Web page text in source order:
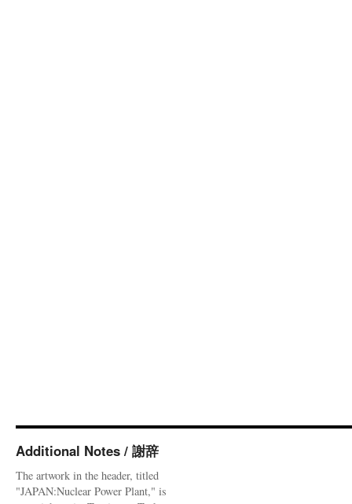
Additional Notes / 謝辞
The artwork in the header, titled
"JAPAN:Nuclear Power Plant," is